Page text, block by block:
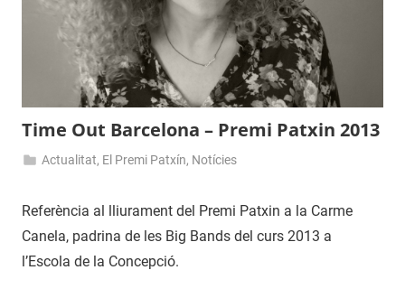
Time Out Barcelona – Premi Patxin 2013
de
2013
Actualitat, El Premi Patxín, Notícies
Referència al lliurament del Premi Patxin a la Carme
Canela, padrina de les Big Bands del curs 2013 a
l’Escola de la Concepció.